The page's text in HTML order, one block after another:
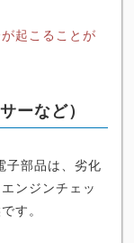
起こることが
ーなど）
子部品は、劣化
ンジンチェッ
す。